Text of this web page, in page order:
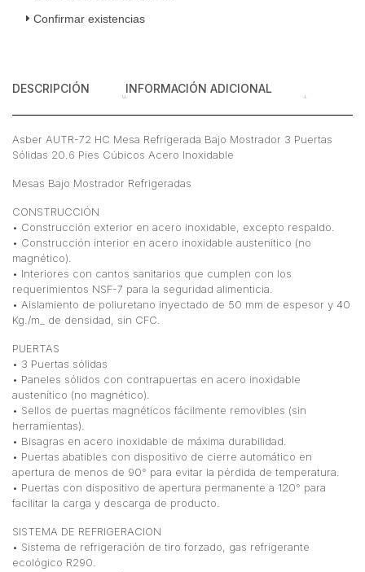
Sólidas
Acero
Inoxidable
Confirmar existencias
DESCRIPCIÓN INFORMACIÓN ADICIONAL
Asber AUTR-72 HC Mesa Refrigerada Bajo Mostrador 3 Puertas
Sólidas 20.6 Pies Cúbicos Acero Inoxidable
Mesas Bajo Mostrador Refrigeradas
CONSTRUCCIÓN
• Construcción exterior en acero inoxidable, excepto respaldo.
• Construcción interior en acero inoxidable austenítico (no
magnético).
• Interiores con cantos sanitarios que cumplen con los
requerimientos NSF-7 para la seguridad alimenticia.
• Aislamiento de poliuretano inyectado de 50 mm de espesor y 40
Kg./m_ de densidad, sin CFC.
PUERTAS
• 3 Puertas sólidas
• Paneles sólidos con contrapuertas en acero inoxidable
austenítico (no magnético).
• Sellos de puertas magnéticos fácilmente removibles (sin
herramientas).
• Bisagras en acero inoxidable de máxima durabilidad.
• Puertas abatibles con dispositivo de cierre automático en
apertura de menos de 90° para evitar la pérdida de temperatura.
• Puertas con dispositivo de apertura permanente a 120° para
facilitar la carga y descarga de producto.
SISTEMA DE REFRIGERACION
• Sistema de refrigeración de tiro forzado, gas refrigerante
ecológico R290.